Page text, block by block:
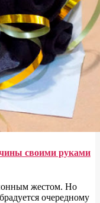
своими руками
жестом. Но
очередному